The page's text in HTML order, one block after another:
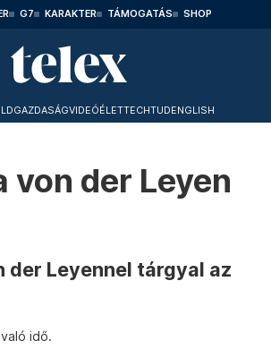
G7 KARAKTER TÁMOGATÁS SHOP
GAZDASÁGVIDEÓÉLETTECHTUDENGLISH
von der Leyen
der Leyennel tárgyal az
idő.